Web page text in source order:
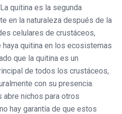
quitina es la segunda
en la naturaleza después de la
celulares de crustáceos,
quitina en los ecosistemas
que la quitina es un
de todos los crustáceos,
con su presencia.
nichos para otros
hay garantía de que estos